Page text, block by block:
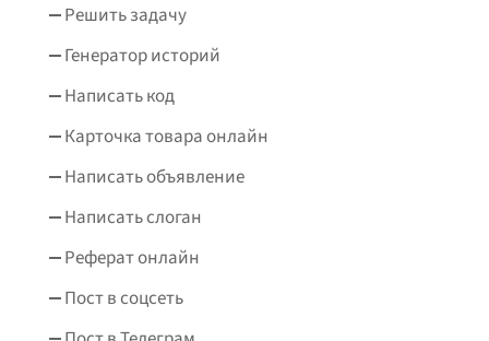
Решить задачу
Генератор историй
Написать код
Карточка товара онлайн
Написать объявление
Написать слоган
Реферат онлайн
Пост в соцсеть